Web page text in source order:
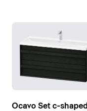
Ocavo Set c-shaped